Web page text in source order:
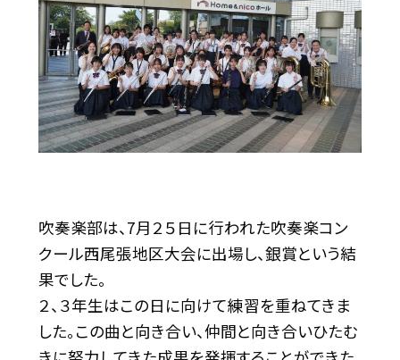
吹奏楽部は、7月２５日に行われた吹奏楽コン
クール西尾張地区大会に出場し、銀賞という結
果でした。
２、３年生はこの日に向けて練習を重ねてきま
した。この曲と向き合い、仲間と向き合いひたむ